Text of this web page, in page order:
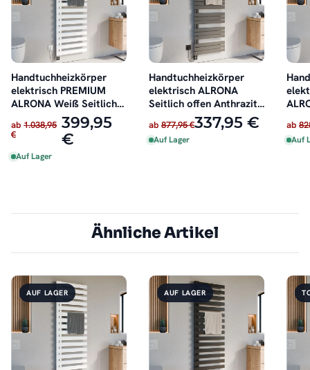
Handtuchheizkörper
elektrisch PREMIUM
ALRONA Weiß Seitlich
offen inkl. Heizstab
ab 1.038,95
€
399,95
€
Auf Lager
Handtuchheizkörper
elektrisch ALRONA
Seitlich offen Anthrazit
inkl. Heizstab
ab 877,95 €337,95 €
Auf Lager
ab
Auf
Ähnliche Artikel
AUF LAGER AUF LAGER